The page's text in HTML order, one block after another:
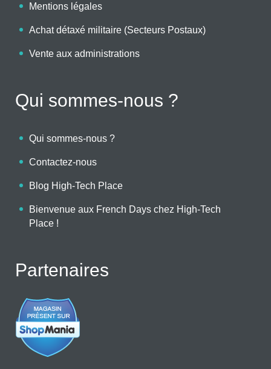
Mentions légales
Achat détaxé militaire (Secteurs Postaux)
Vente aux administrations
Qui sommes-nous ?
Qui sommes-nous ?
Contactez-nous
Blog High-Tech Place
Bienvenue aux French Days chez High-Tech
Place !
Partenaires